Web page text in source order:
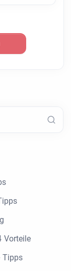
Vorteile
Tipps